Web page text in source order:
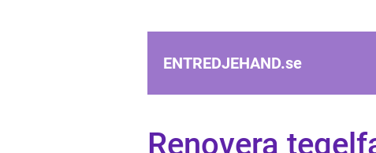
ENTREDJEHAND.se
Renovera